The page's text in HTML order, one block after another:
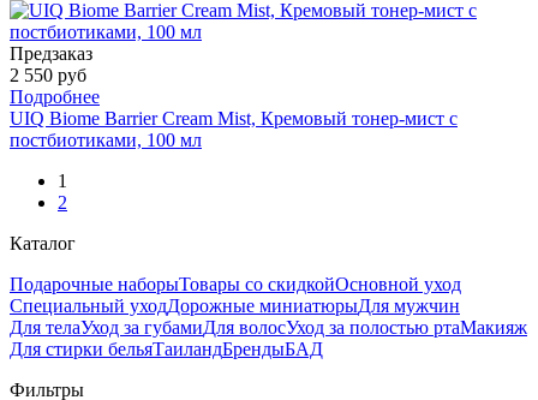
Предзаказ
2 550 руб
Подробнее
UIQ Biome Barrier Cream Mist, Кремовый тонер-мист с
постбиотиками, 100 мл
1
2
Каталог
Подарочные наборыТовары со скидкойОсновной уход
Специальный уходДорожные миниатюрыДля мужчин
Для телаУход за губамиДля волосУход за полостью ртаМакияж
Для стирки бельяТаиландБрендыБАД
Фильтры